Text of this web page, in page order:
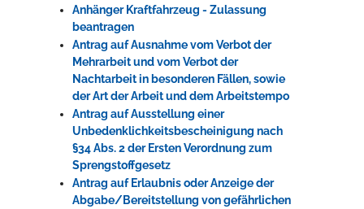
Anhänger Kraftfahrzeug - Zulassung
beantragen
Antrag auf Ausnahme vom Verbot der
Mehrarbeit und vom Verbot der
Nachtarbeit in besonderen Fällen, sowie
der Art der Arbeit und dem Arbeitstempo
Antrag auf Ausstellung einer
Unbedenklichkeitsbescheinigung nach
§34 Abs. 2 der Ersten Verordnung zum
Sprengstoffgesetz
Antrag auf Erlaubnis oder Anzeige der
Abgabe/Bereitstellung von gefährlichen